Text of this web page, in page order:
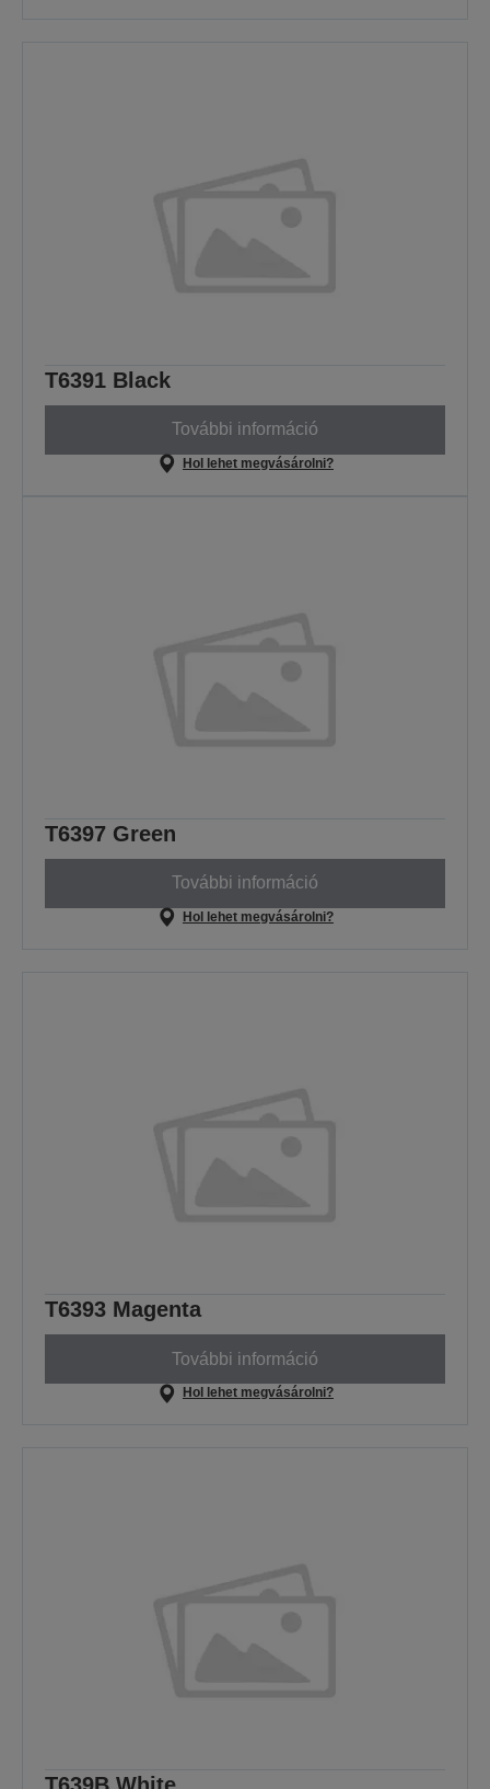
T6391 Black
További információ
Hol lehet megvásárolni?
T6397 Green
További információ
Hol lehet megvásárolni?
T6393 Magenta
További információ
Hol lehet megvásárolni?